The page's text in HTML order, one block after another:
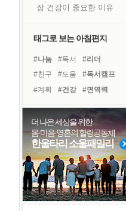
장 건강이 중요한 이유
흙이 된 몸으로 출근하는 여자
꿈이 실제가 되는 것
'말 타는 법'을 먼저
졸업식 사진을 보며
극심한 변비, 어깨결림, 수면 장애
아픈 아버지를 위한 공간 설계
보고 싶은 어머니
유년 시절의 부산 영도 바다
태그로 보는 아침편지
#나눔 #독서
#리더
#친구
#도움
#독서캠프
#계획
#건강
#면역력
#아이들
#바이러스
#위기
#경험
#사람
#유튜브
#링컨학교
#명상
#다짐
#비전캠프
#힐링
#선택
더 나은 세상을 위한
몸·마음·영혼의 힐링공동체
한울타리 소울패밀리